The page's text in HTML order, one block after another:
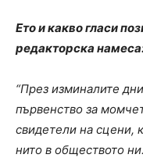
Ето и какво гласи
редакторска
“През изминалите
първенство за
свидетели на сцени,
нито в обществото ни.